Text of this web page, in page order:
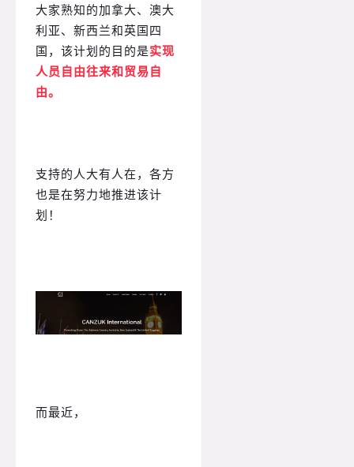
大家熟知的加拿大、澳大
利亚、新西兰和英国四
国，该计划的目的是实现
人员自由往来和贸易自
由。
支持的人大有人在，各方
也是在努力地推进该计
划！
而最近，